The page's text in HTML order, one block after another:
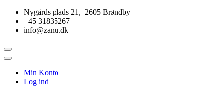
Skip
content
Nygårds plads 21, 2605 Brøndby
+45 31835267
info@zanu.dk
Topbar
Menu
Min Konto
Log ind